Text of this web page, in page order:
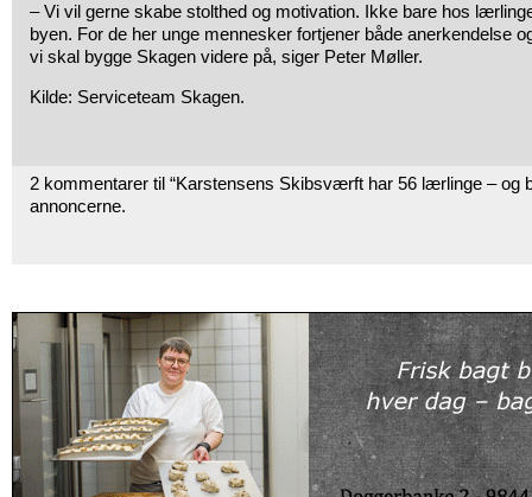
– Vi vil gerne skabe stolthed og motivation. Ikke bare hos
byen. For de her unge mennesker fortjener både anerkendelse
vi skal bygge Skagen videre på, siger Peter Møller.
Kilde: Serviceteam Skagen.
2 kommentarer til “Karstensens Skibsværft har 56 lærlinge – og
annoncerne.